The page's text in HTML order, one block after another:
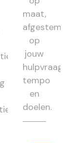
maat,
op
jouw
hulpvraag,
tempo
en
doelen.